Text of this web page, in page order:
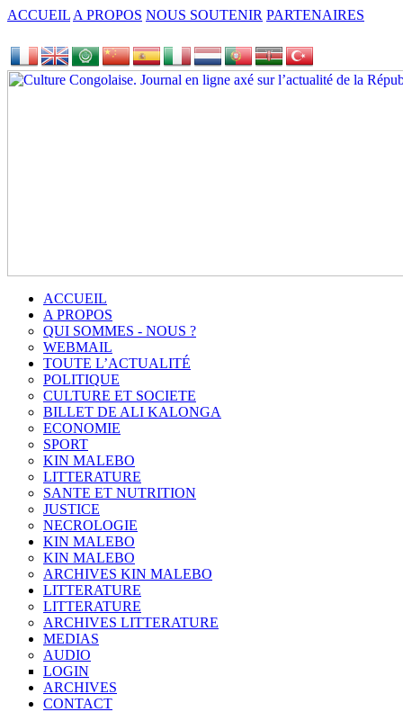
ACCUEIL A PROPOS NOUS SOUTENIR PARTENAIRES
ACCUEIL
A PROPOS
QUI SOMMES - NOUS ?
WEBMAIL
TOUTE L’ACTUALITÉ
POLITIQUE
CULTURE ET SOCIETE
BILLET DE ALI KALONGA
ECONOMIE
SPORT
KIN MALEBO
LITTERATURE
SANTE ET NUTRITION
JUSTICE
NECROLOGIE
KIN MALEBO
KIN MALEBO
ARCHIVES KIN MALEBO
LITTERATURE
LITTERATURE
ARCHIVES LITTERATURE
MEDIAS
AUDIO
LOGIN
ARCHIVES
CONTACT